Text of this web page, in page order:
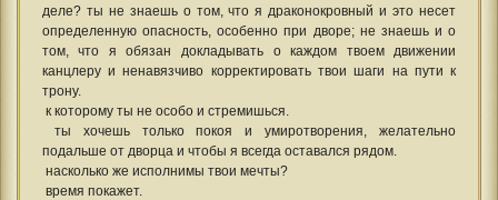
деле? ты не знаешь о том, что я драконокровный и это несет
определенную опасность, особенно при дворе; не знаешь и о
том, что я обязан докладывать о каждом твоем движении
канцлеру и ненавязчиво корректировать твои шаги на пути к
трону.
к которому ты не особо и стремишься.
ты хочешь только покоя и умиротворения, желательно
подальше от дворца и чтобы я всегда оставался рядом.
насколько же исполнимы твои мечты?
время покажет.